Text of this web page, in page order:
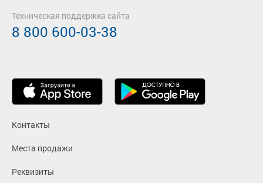
Контакты
Места продажи
Реквизиты
Техническая поддержка сайта
8 800 600-03-38